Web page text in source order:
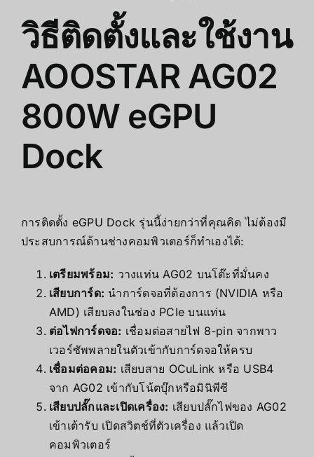
วิธีติดตั้งและใช้งาน
AOOSTAR AG02
800W eGPU
Dock
การติดตั้ง eGPU Dock รุ่นนี้ง่ายกว่าที่คุณคิด ไม่ต้องมี
ประสบการณ์ด้านช่างคอมพิวเตอร์ก็ทำเองได้:
เตรียมพร้อม: วางแท่น AG02 บนโต๊ะที่มั่นคง
เสียบการ์ด: นำการ์ดจอที่ต้องการ (NVIDIA หรือ
AMD) เสียบลงในช่อง PCIe บนแท่น
ต่อไฟการ์ดจอ: เชื่อมต่อสายไฟ 8-pin จากพาว
เวอร์ซัพพลายในตัวเข้ากับการ์ดจอให้ครบ
เชื่อมต่อคอม: เสียบสาย OCuLink หรือ USB4
จาก AG02 เข้ากับโน้ตบุ๊กหรือมินิพีซี
เสียบปลั๊กและเปิดเครื่อง: เสียบปลั๊กไฟของ AG02
เข้าเต้ารับ เปิดสวิตช์ที่ตัวเครื่อง แล้วเปิด
คอมพิวเตอร์